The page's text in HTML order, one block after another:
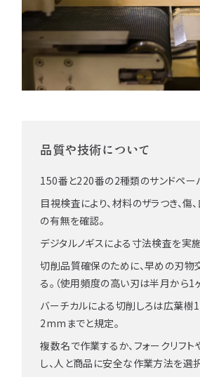
品質や技術について
150番と220番の2種類のサンドペー
目視検査により、材料のザラつき、傷
の有無を確認。
デジタルノギスによる寸法検査を実施
切削品質確保のために、早めの刃物
る。（使用頻度の高い刃は半月から1
バーチカルによる切削しろは広葉樹
2mmまでと規定。
複数名で作業するか、フォークリフト
し、人と商品に安全な作業方法を選択